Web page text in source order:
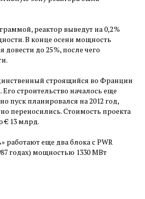
реактор выведут на 0,2 %
В конце осени мощность
довести до 25 %, после чего
строящийся во Франции
строительство началось еще
пуск планировался на 2012 год,
переносились. Стоимость проекта
€ 13 млрд.
еще два блока с PWR
годах) мощностью 1330 МВт